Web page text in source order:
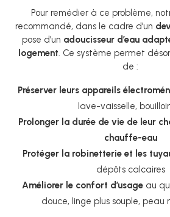
Pour remédier à ce problème,
recommandé, dans le cadre d’un
pose d’un adoucisseur d’eau
logement. Ce système permet
de :
Préserver leurs appareils
lave-vaisselle,
Prolonger la durée de vie de leur
chauffe-eau
Protéger la robinetterie et les
dépôts calcaires
Améliorer le confort d’usage au
douce, linge plus souple, peau